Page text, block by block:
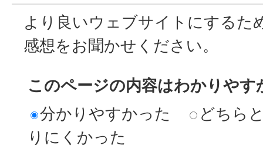
より良いウェブサイトにするた
感想をお聞かせください。
このページの内容はわかりやす
分かりやすかった
どちら
りにくかった